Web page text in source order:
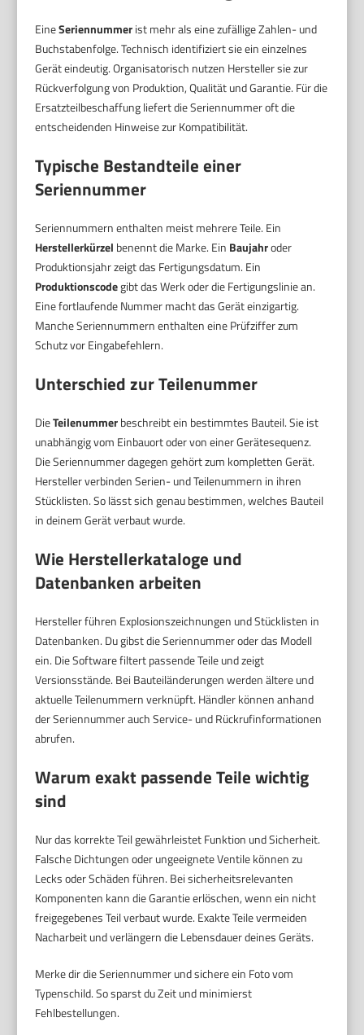
EineSeriennummerist mehr als eine zufällige Zahlen- und
Buchstabenfolge. Technisch identifiziert sie ein einzelnes
Gerät eindeutig. Organisatorisch nutzen Hersteller sie zur
Rückverfolgung von Produktion, Qualität und Garantie. Für die
Ersatzteilbeschaffung liefert die Seriennummer oft die
entscheidenden Hinweise zur Kompatibilität.
Typische Bestandteile einer
Seriennummer
Seriennummern enthalten meist mehrere Teile. Ein
Herstellerkürzel benennt die Marke. Ein Baujahroder
Produktionsjahr zeigt das Fertigungsdatum. Ein
Produktionscodegibt das Werk oder die Fertigungslinie an.
Eine fortlaufende Nummer macht das Gerät einzigartig.
Manche Seriennummern enthalten eine Prüfziffer zum
Schutz vor Eingabefehlern.
Unterschied zur Teilenummer
DieTeilenummerbeschreibt ein bestimmtes Bauteil. Sie ist
unabhängig vom Einbauort oder von einer Gerätesequenz.
Die Seriennummer dagegen gehört zum kompletten Gerät.
Hersteller verbinden Serien- und Teilenummern in ihren
Stücklisten. So lässt sich genau bestimmen, welches Bauteil
in deinem Gerät verbaut wurde.
Wie Herstellerkataloge und
Datenbanken arbeiten
Hersteller führen Explosionszeichnungen und Stücklisten in
Datenbanken. Du gibst die Seriennummer oder das Modell
ein. Die Software filtert passende Teile und zeigt
Versionsstände. Bei Bauteiländerungen werden ältere und
aktuelle Teilenummern verknüpft. Händler können anhand
der Seriennummer auch Service- und Rückrufinformationen
abrufen.
Warum exakt passende Teile wichtig
sind
Nur das korrekte Teil gewährleistet Funktion und Sicherheit.
Falsche Dichtungen oder ungeeignete Ventile können zu
Lecks oder Schäden führen. Bei sicherheitsrelevanten
Komponenten kann die Garantie erlöschen, wenn ein nicht
freigegebenes Teil verbaut wurde. Exakte Teile vermeiden
Nacharbeit und verlängern die Lebensdauer deines Geräts.
Merke dir die Seriennummer und sichere ein Foto vom
Typenschild. So sparst du Zeit und minimierst
Fehlbestellungen.